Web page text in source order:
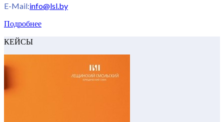
E-Mail:info@lsl.by
Подробнее
КЕЙСЫ